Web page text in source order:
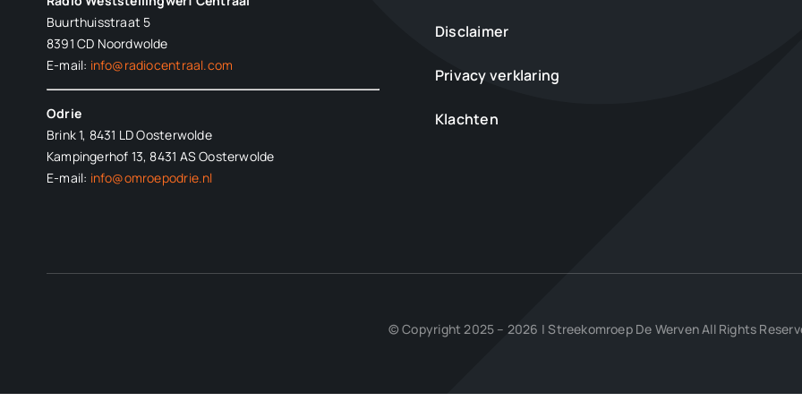
Buurthuisstraat 5
8391 CD Noordwolde
E-mail: info@radiocentraal.com
Odrie
Brink 1, 8431 LD Oosterwolde
Kampingerhof 13, 8431 AS Oosterwolde
E-mail: info@omroepodrie.nl
Disclaimer
Privacy verklaring
Klachten
© Copyright 2025 – 2026 | Streekomroep De Werven All Rights